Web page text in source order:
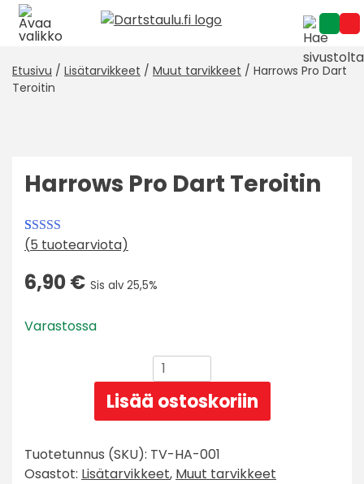
Skip
Etusivu / Lisätarvikkeet / Muut tarvikkeet / Harrows Pro Dart
Teroitin
Harrows Pro Dart Teroitin
Arvio
perustuen
5
arvotukseen.
(5 tuotearviota)
6,90€ Sis alv 25,5%
Varastossa
Harrows
Pro
Dart
Teroitin
määrä
Lisää ostoskoriin
Tuotetunnus (SKU): TV-HA-001
Osastot: Lisätarvikkeet, Muut tarvikkeet